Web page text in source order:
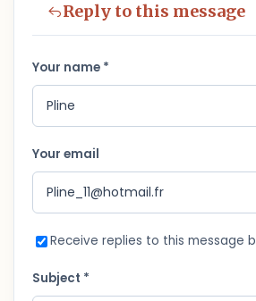
Reply to this message
Your name *
Your email
Receive replies to this message
Subject *